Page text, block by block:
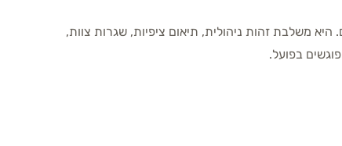
מסגרת עבודה ל-90 הימים הראשונים. היא משלבת זהות ניהולית, תיאום ציפיות, שגרות צוות,
בפועל.